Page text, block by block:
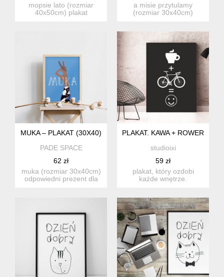
mopsie lato (rozmiar
40x50cm) plakat
a misie przytulamy
(rozmiar 30x40cm)
MUKA – PLAKAT (30X40)
PADE SPACE
62 zł
muka (rozmiar 30x40cm)
odpowiedni prezent dla
PLAKAT. KAWA + ROWER = :),
studioixi
59 zł
plakat, który ozdobi
każde wnętrze.